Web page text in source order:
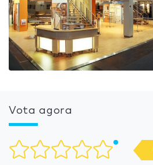
Vota agora